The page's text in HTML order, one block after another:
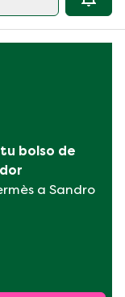
bolso de
a Sandro